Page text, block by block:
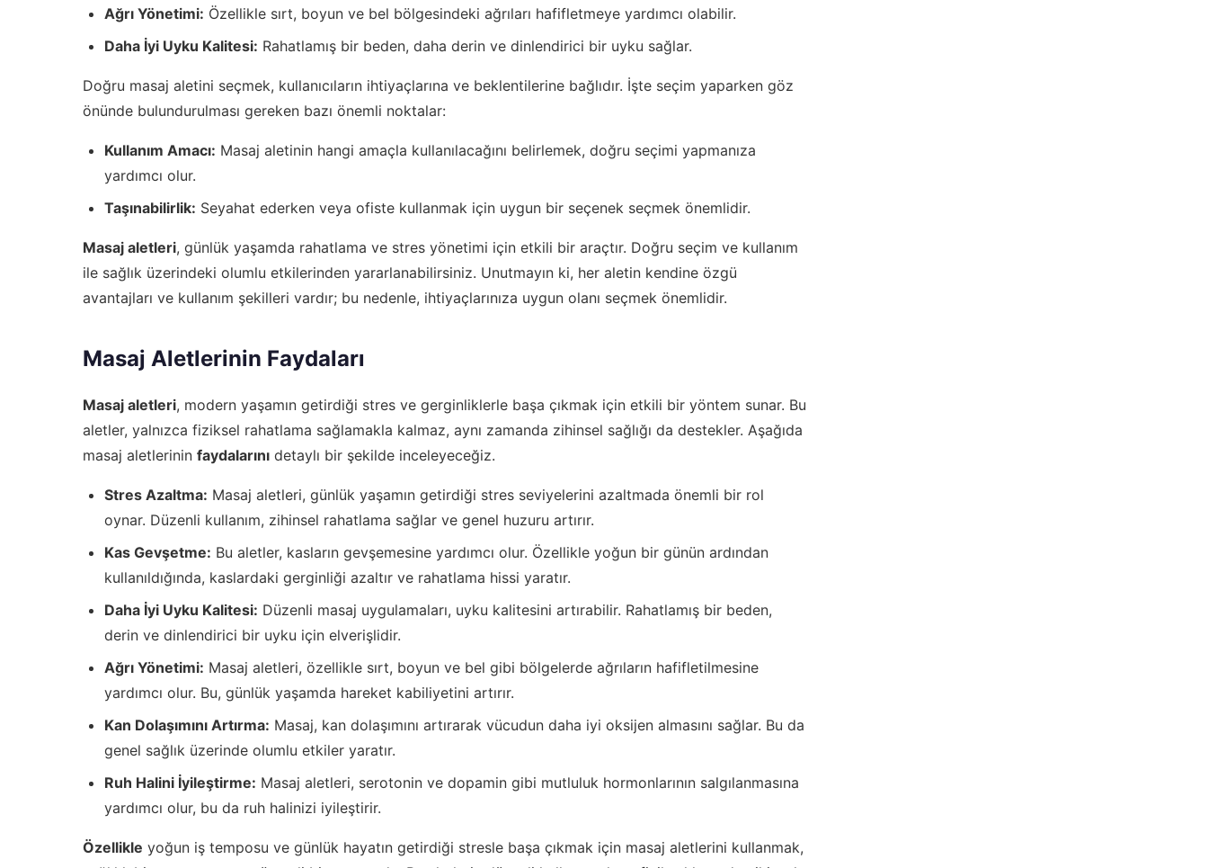
Ağrı Yönetimi: Özellikle sırt, boyun ve bel bölgesindeki ağrıları hafifletmeye yardımcı olabilir.
Daha İyi Uyku Kalitesi: Rahatlamış bir beden, daha derin ve dinlendirici bir uyku sağlar.
Doğru masaj aletini seçmek, kullanıcıların ihtiyaçlarına ve beklentilerine bağlıdır. İşte seçim yaparken göz
önünde bulundurulması gereken bazı önemli noktalar:
Kullanım Amacı: Masaj aletinin hangi amaçla kullanılacağını belirlemek, doğru seçimi yapmanıza
yardımcı olur.
Taşınabilirlik: Seyahat ederken veya ofiste kullanmak için uygun bir seçenek seçmek önemlidir.
Masaj aletleri, günlük yaşamda rahatlama ve stres yönetimi için etkili bir araçtır. Doğru seçim ve kullanım
ile sağlık üzerindeki olumlu etkilerinden yararlanabilirsiniz. Unutmayın ki, her aletin kendine özgü
avantajları ve kullanım şekilleri vardır; bu nedenle, ihtiyaçlarınıza uygun olanı seçmek önemlidir.
Masaj Aletlerinin Faydaları
Masaj aletleri, modern yaşamın getirdiği stres ve gerginliklerle başa çıkmak için etkili bir yöntem sunar. Bu
aletler, yalnızca fiziksel rahatlama sağlamakla kalmaz, aynı zamanda zihinsel sağlığı da destekler. Aşağıda
masaj aletlerinin faydalarını detaylı bir şekilde inceleyeceğiz.
Stres Azaltma: Masaj aletleri, günlük yaşamın getirdiği stres seviyelerini azaltmada önemli bir rol
oynar. Düzenli kullanım, zihinsel rahatlama sağlar ve genel huzuru artırır.
Kas Gevşetme: Bu aletler, kasların gevşemesine yardımcı olur. Özellikle yoğun bir günün ardından
kullanıldığında, kaslardaki gerginliği azaltır ve rahatlama hissi yaratır.
Daha İyi Uyku Kalitesi: Düzenli masaj uygulamaları, uyku kalitesini artırabilir. Rahatlamış bir beden,
derin ve dinlendirici bir uyku için elverişlidir.
Ağrı Yönetimi: Masaj aletleri, özellikle sırt, boyun ve bel gibi bölgelerde ağrıların hafifletilmesine
yardımcı olur. Bu, günlük yaşamda hareket kabiliyetini artırır.
Kan Dolaşımını Artırma: Masaj, kan dolaşımını artırarak vücudun daha iyi oksijen almasını sağlar. Bu da
genel sağlık üzerinde olumlu etkiler yaratır.
Ruh Halini İyileştirme: Masaj aletleri, serotonin ve dopamin gibi mutluluk hormonlarının salgılanmasına
yardımcı olur, bu da ruh halinizi iyileştirir.
Özellikle yoğun iş temposu ve günlük hayatın getirdiği stresle başa çıkmak için masaj aletlerini kullanmak,